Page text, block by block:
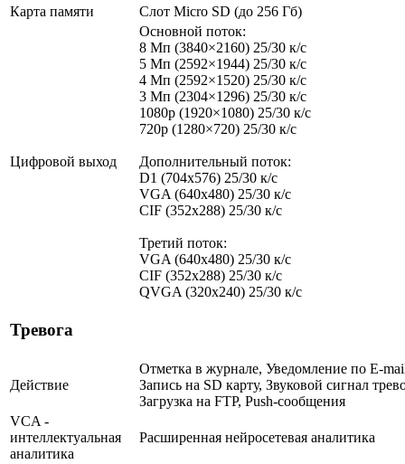
Карта памяти
Слот Micro SD (до 256 Гб)
Цифровой выход
Основной поток:
8 Мп (3840×2160) 25/30 к/с
5 Мп (2592×1944) 25/30 к/с
4 Мп (2592×1520) 25/30 к/с
3 Мп (2304×1296) 25/30 к/с
1080p (1920×1080) 25/30 к/с
720p (1280×720) 25/30 к/с
Дополнительный поток:
D1 (704x576) 25/30 к/с
VGA (640x480) 25/30 к/с
CIF (352x288) 25/30 к/с
Третий поток:
VGA (640x480) 25/30 к/с
CIF (352x288) 25/30 к/с
QVGA (320х240) 25/30 к/с
Тревога
Действие
Отметка в журнале, Уведомление по E-
Запись на SD карту, Звуковой сигнал
Загрузка на FTP, Push-сообщения
VCA -
интеллектуальная
аналитика
Расширенная нейросетевая аналитика